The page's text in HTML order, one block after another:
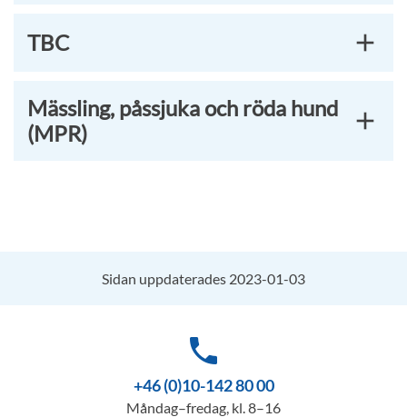
TBC
Mässling, påssjuka och röda hund
(MPR)
Sidan uppdaterades 2023-01-03
phone
+46 (0)10-142 80 00
Måndag–fredag, kl. 8–16